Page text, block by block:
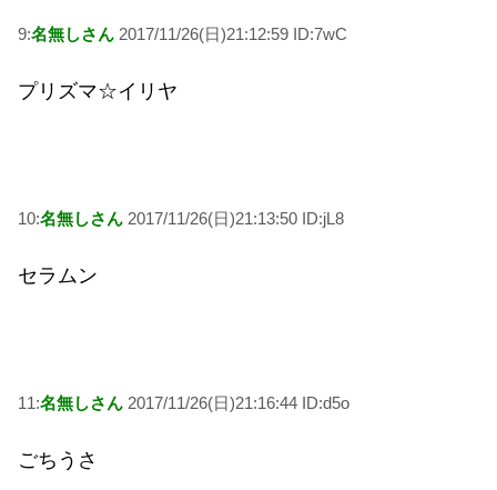
9:名無しさん 2017/11/26(日)21:12:59 ID:7wC
プリズマ☆イリヤ
10:名無しさん 2017/11/26(日)21:13:50 ID:jL8
セラムン
11:名無しさん 2017/11/26(日)21:16:44 ID:d5o
ごちうさ